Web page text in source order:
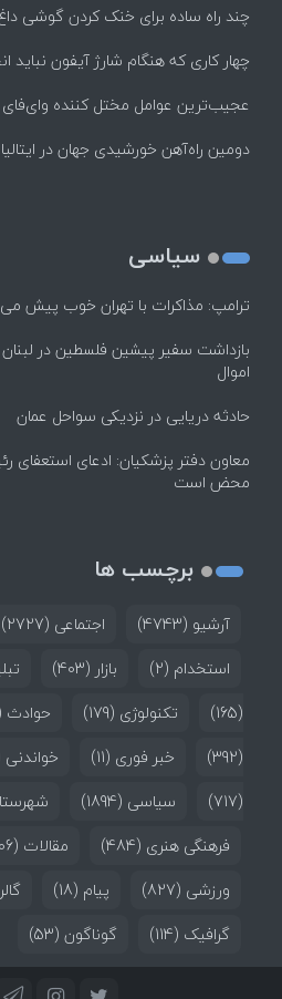
چند راه‌ ساده برای خنک کردن گوشی
چهار کاری که هنگام شارژ آیفون نباید
عجیب‌ترین عوامل مختل کننده وای‌فای
دومین راه‌آهن خورشیدی جهان در
سیاسی
ترامپ: مذاکرات با تهران خوب پیش
بازداشت سفیر پیشین فلسطین در
اموال
حادثه دریایی در نزدیکی سواحل عمان
معاون دفتر پزشکیان: ادعای
محض است
برچسب ها
آرشیو (4743) اجتماعی (2727)
استخدام (2) بازار (403)
(165)
تکنولوژی (179) حوادث
(392)
خبر فوری (11) خواندنی
(717)
سیاسی (1894)
فرهنگی هنری (484) مقالات (506)
ورزشی (827) پیام (18)
گرافیک (114) گوناگون (53)